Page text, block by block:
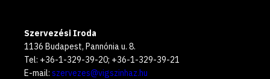
Szervezési Iroda
1136 Budapest, Pannónia u. 8.
Tel: +36-1-329-39-20; +36-1-329-39-21
E-mail: szervezes@vigszinhaz.hu